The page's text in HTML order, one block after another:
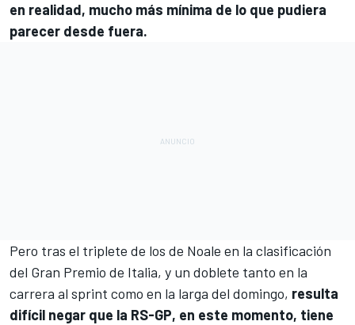
en realidad, mucho más mínima de lo que pudiera
parecer desde fuera.
Pero tras el triplete de los de Noale en la clasificación
del Gran Premio de Italia, y un doblete tanto en la
carrera al sprint como en la larga del domingo, resulta
difícil negar que la RS-GP, en este momento, tiene